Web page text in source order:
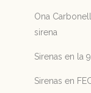
Ona
sirena
Sirenas en la
Sirenas en